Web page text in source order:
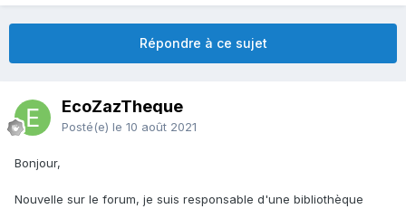
Répondre à ce sujet
EcoZazTheque
Posté(e) le 10 août 2021
Bonjour,
Nouvelle sur le forum, je suis responsable d'une bibliothèque